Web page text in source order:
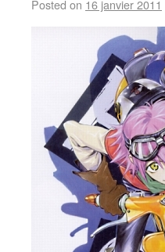
Posted on 16 janvier 2011